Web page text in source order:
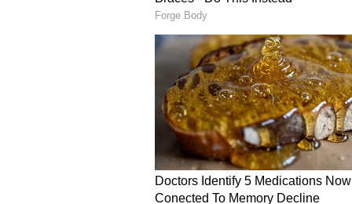
இந்நிலையில், ரிஷப் பண்ட் -
வாய்ப்புள்ளதா என்பது
தினேஷ் கார்த்திக் ஆகிய
செய்தால் 6வது பவுலிங்
மாதிரியான பெரிய
போகக்கூடாது. சூர்யகுமார்,
உட்காரவைத்துவிட்டு
தினேஷ் கார்த்திக் ஆகிய
அவர்களை நீக்கமுடியாது.